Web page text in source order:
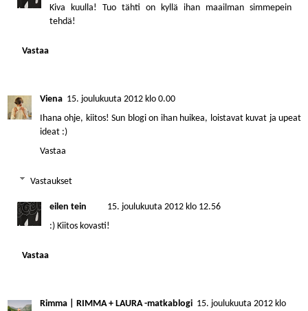
Kiva kuulla! Tuo tähti on kyllä ihan maailman simmepein
tehdä!
Vastaa
Viena 15. joulukuuta 2012 klo 0.00
Ihana ohje, kiitos! Sun blogi on ihan huikea, loistavat kuvat ja upeat
ideat :)
Vastaa
Vastaukset
eilen tein
15. joulukuuta 2012 klo 12.56
:) Kiitos kovasti!
Vastaa
Rimma | RIMMA + LAURA -matkablogi 15. joulukuuta 2012 klo